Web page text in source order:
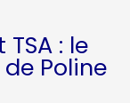
: le
Poline